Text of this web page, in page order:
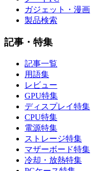
ガジェット・漫画
製品検索
記事・特集
記事一覧
用語集
レビュー
GPU特集
ディスプレイ特集
CPU特集
電源特集
ストレージ特集
マザーボード特集
冷却・放熱特集